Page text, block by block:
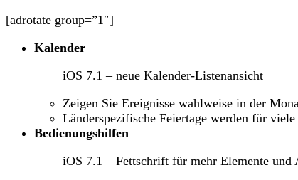
[adrotate group=”1″]
Kalender
iOS 7.1 – neue Kalender-Listenansicht
Zeigen Sie Ereignisse wahlweise in der
Länderspezifische Feiertage werden für
Bedienungshilfen
iOS 7.1 – Fettschrift für mehr Elemente und